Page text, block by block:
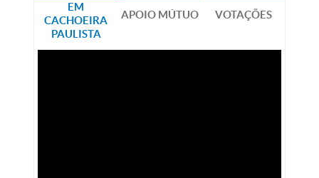
EM
CACHOEIRA
PAULISTA
APOIO MÚTUO VOTAÇÕES